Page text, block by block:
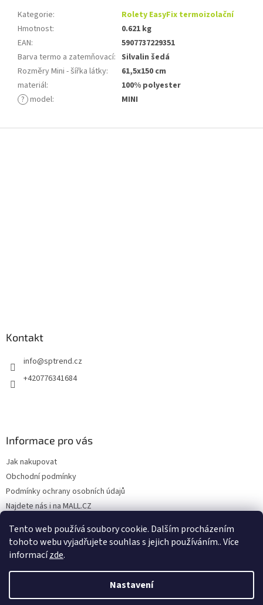
Tento web používá soubory cookie. Dalším procházením
tohoto webu vyjadřujete souhlas s jejich používáním.. Více
informacízde.
Nastavení
Kategorie:
Rolety EasyFix termoizolační
Hmotnost:
0.621 kg
EAN:
5907737229351
Barva termo a zatemňovací: Silvalin šedá
Rozměry Mini - šířka látky:
61,5x150 cm
materiál:
100% polyester
? model: MINI
Kontakt
info@sptrend.cz
+420776341684
Informace pro vás
Jak nakupovat
Obchodní podmínky
Podmínky ochrany osobních údajů
Najdete nás i na MALL.CZ
Formulář pro uplatnění reklamace
Vytvořil Shoptet